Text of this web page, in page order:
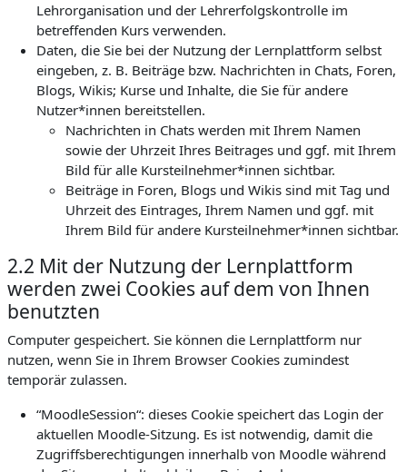
Lehrorganisation und der Lehrerfolgskontrolle im
betreffenden Kurs verwenden.
Daten, die Sie bei der Nutzung der Lernplattform selbst
eingeben, z. B. Beiträge bzw. Nachrichten in Chats, Foren,
Blogs, Wikis; Kurse und Inhalte, die Sie für andere
Nutzer*innen bereitstellen.
Nachrichten in Chats werden mit Ihrem Namen
sowie der Uhrzeit Ihres Beitrages und ggf. mit Ihrem
Bild für alle Kursteilnehmer*innen sichtbar.
Beiträge in Foren, Blogs und Wikis sind mit Tag und
Uhrzeit des Eintrages, Ihrem Namen und ggf. mit
Ihrem Bild für andere Kursteilnehmer*innen sichtbar.
2.2 Mit der Nutzung der Lernplattform
werden zwei Cookies auf dem von Ihnen
benutzten
Computer gespeichert. Sie können die Lernplattform nur
nutzen, wenn Sie in Ihrem Browser Cookies zumindest
temporär zulassen.
“MoodleSession“: dieses Cookie speichert das Login der
aktuellen Moodle-Sitzung. Es ist notwendig, damit die
Zugriffsberechtigungen innerhalb von Moodle während